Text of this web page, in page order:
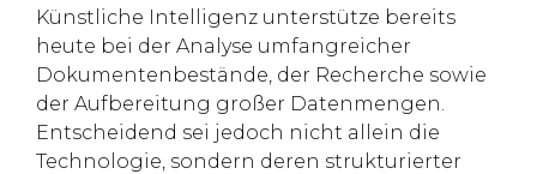
Künstliche Intelligenz unterstütze bereits
heute bei der Analyse umfangreicher
Dokumentenbestände, der Recherche sowie
der Aufbereitung großer Datenmengen.
Entscheidend sei jedoch nicht allein die
Technologie, sondern deren strukturierter